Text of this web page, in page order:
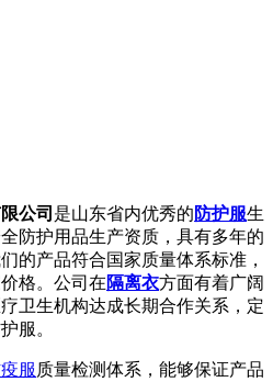
公司 是山东省内优秀的 防护服生
防护用品生产资质，具有多年的
的产品符合国家质量体系标准，
格。公司在隔离衣方面有着广阔
卫生机构达成长期合作关系，定
服。
服 质量检测体系，能够保证产品